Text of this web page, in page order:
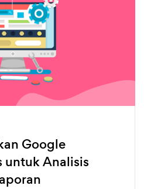
Google
untuk Analisis